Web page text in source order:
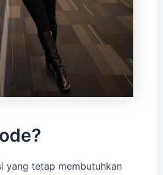
yang tetap membutuhkan